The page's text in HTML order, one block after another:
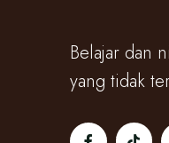
Belajar dan
yang tidak